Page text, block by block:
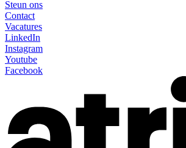
Steun ons
Contact
Vacatures
LinkedIn
Instagram
Youtube
Facebook